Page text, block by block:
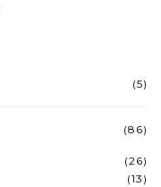
(5)
(86)
(26)
(13)